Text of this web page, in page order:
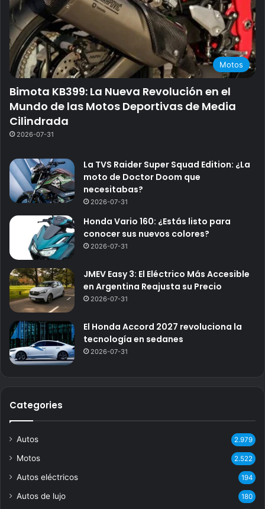
Motos
Bimota KB399: La Nueva Revolución en el
Mundo de las Motos Deportivas de Media
Cilindrada
2026-07-31
La TVS Raider Super Squad Edition: ¿La
moto de Doctor Doom que
necesitabas?
2026-07-31
Honda Vario 160: ¿Estás listo para
conocer sus nuevos colores?
2026-07-31
JMEV Easy 3: El Eléctrico Más Accesible
en Argentina Reajusta su Precio
2026-07-31
El Honda Accord 2027 revoluciona la
tecnología en sedanes
2026-07-31
Categories
Autos 2.979
Motos 2.522
Autos eléctricos 194
Autos de lujo 180